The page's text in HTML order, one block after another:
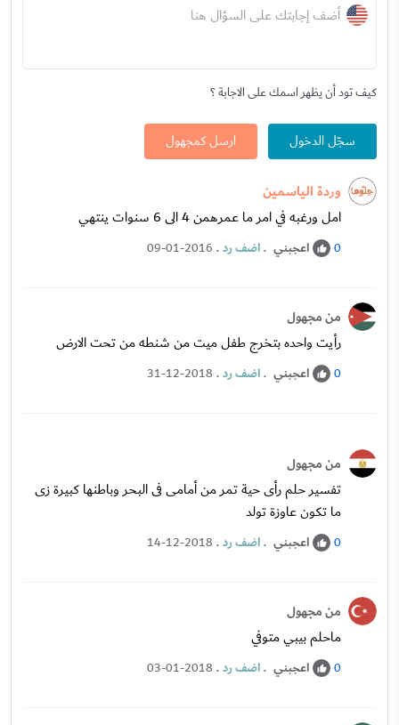
أضف إجابتك على السؤال هنا
كيف تود أن يظهر اسمك على الاجابة ؟
سجّل الدخول ارسل كمجهول
وردة الياسمين
امل ورغبه في امر ما عمرهمن 4 الى 6 سنوات ينتهي
0 اعجبني .اضف رد.
09-01-2016
من مجهول
رأيت واحده بتخرج طفل ميت من شنطه من تحت الارض
0 اعجبني .اضف رد.
31-12-2018
من مجهول
تفسير حلم رأى حية تمر من أمامى فى البحر وباطنها كبيرة زى
ما تكون عاوزة تولد
0 اعجبني .اضف رد.
14-12-2018
من مجهول
ماحلم بيبي متوفي
0 اعجبني .اضف رد.
03-01-2018